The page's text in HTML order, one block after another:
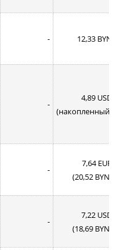
- 12,33 BYN
-
4,89 USD
(накопленный)
-
7,64 EUR
(20,52 BYN)
-
7,22 USD
(18,69 BYN)